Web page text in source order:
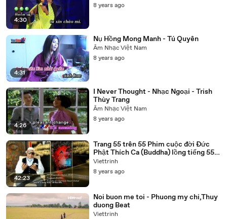
4:30
8 years ago
4:31
Nụ Hồng Mong Manh - Tú Quyên
Âm Nhạc Việt Nam
8 years ago
4:26
I Never Thought - Nhạc Ngoại - Trish
Thùy Trang
Âm Nhạc Việt Nam
8 years ago
42:23
Trang 55 trên 55 Phim cuộc đời Đức
Phật Thích Ca (Buddha) lồng tiếng 55
tập trọn bộ
Viettrinh
8 years ago
Noi buon me toi - Phuong my chi,Thuy
duong Beat
Viettrinh